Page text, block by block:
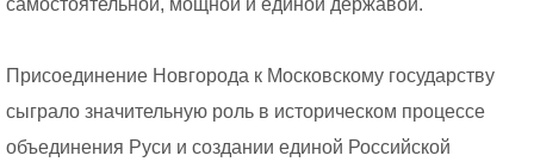
Присоединение Новгорода к Московскому государству
сыграло значительную роль в историческом процессе
объединения Руси и создании единой Российской